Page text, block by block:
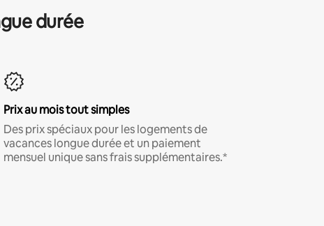
durée
Prix au mois tout simples
Des prix spéciaux pour les logements de
vacances longue durée et un paiement
mensuel unique sans frais supplémentaires.*